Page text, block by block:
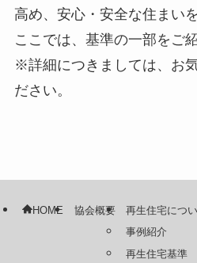
高め、安心・安全な住まい
ここでは、基準の一部をご
※詳細につきましては、お
ださい。
HOME 協会概要
再生住宅につ
事例紹介
再生住宅基準